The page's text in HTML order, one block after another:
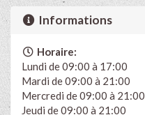
Informations
Horaire:
Lundi de 09:00 à 17:00
Mardi de 09:00 à 21:00
Mercredi de 09:00 à 21:00
Jeudi de 09:00 à 21:00